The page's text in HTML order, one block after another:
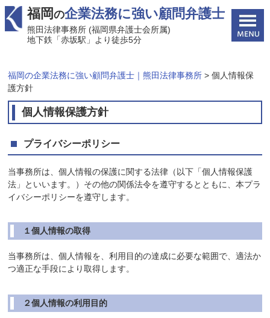
福岡の企業法務に強い顧問弁護士
熊田法律事務所 (福岡県弁護士会所属)
地下鉄「赤坂駅」より徒歩5分
福岡の企業法務に強い顧問弁護士｜熊田法律事務所 >個人情報保
護方針
個人情報保護方針
プライバシーポリシー
当事務所は、個人情報の保護に関する法律（以下「個人情報保護
法」といいます。）その他の関係法令を遵守するとともに、本プラ
イバシーポリシーを遵守します。
１個人情報の取得
当事務所は、個人情報を、利用目的の達成に必要な範囲で、適法か
つ適正な手段により取得します。
２個人情報の利用目的